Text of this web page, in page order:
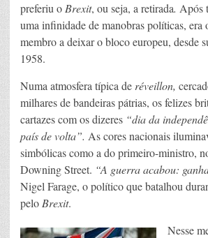
preferiu oBrexit, ou seja, a retirada. Após
uma infinidade de manobras políticas, era
membro a deixar o bloco europeu, desde
1958.
Numa atmosfera típica deréveillon,
milhares de bandeiras pátrias, os felizes
cartazes com os dizeres “dia da
país de volta”. As cores nacionais
simbólicas como a do primeiro-ministro,
Downing Street. “A guerra acabou:
Nigel Farage, o político que batalhou
peloBrexit.
Nesse